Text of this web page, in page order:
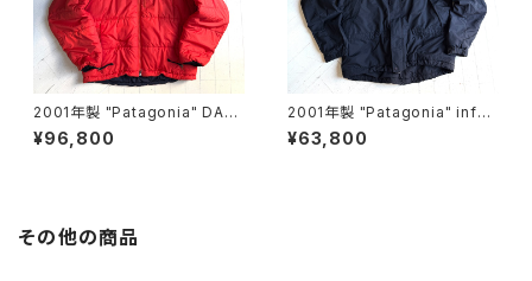
2001年製 "Patagonia" DAS
PARKA
¥96,800
2001年製 "Patagonia" infur
no jacket
¥63,800
その他の商品